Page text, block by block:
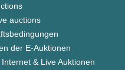
auctions
der E-Auktionen
& Live Auktionen